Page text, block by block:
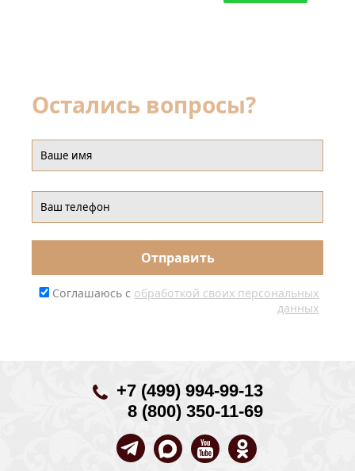
Остались вопросы?
Соглашаюсь с обработкой своих персональных
данных
+7 (499) 994-99-13
8 (800) 350-11-69